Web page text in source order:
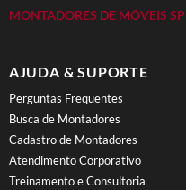
MONTADORES DE MÓVEIS SP
AJUDA & SUPORTE
Perguntas Frequentes
Busca de Montadores
Cadastro de Montadores
Atendimento Corporativo
Treinamento e Consultoria